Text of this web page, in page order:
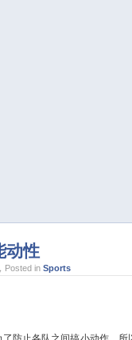
动性
，Posted inSports